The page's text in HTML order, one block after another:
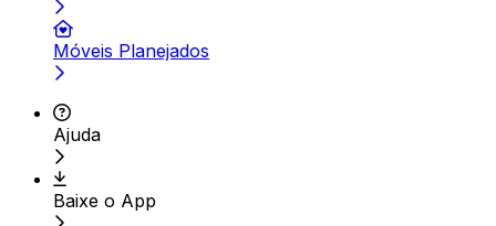
Móveis Planejados
Ajuda
Baixe o App